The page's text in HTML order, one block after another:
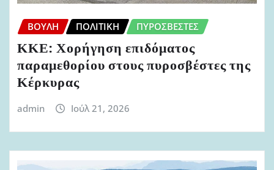
ΒΟΥΛΉ ΠΟΛΙΤΙΚΉ ΠΥΡΟΣΒΈΣΤΕΣ
ΚΚΕ: Χορήγηση επιδόματος
παραμεθορίου στους πυροσβέστες της
Κέρκυρας
admin Ιούλ 21, 2026